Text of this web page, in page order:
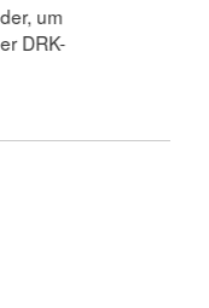
um
DRK-